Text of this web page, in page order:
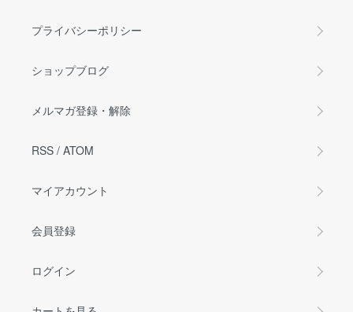
プライバシーポリシー
ショップブログ
メルマガ登録・解除
RSS / ATOM
マイアカウント
会員登録
ログイン